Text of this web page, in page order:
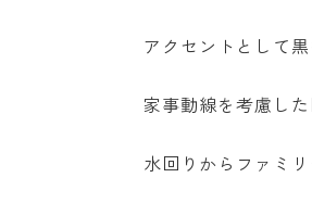
アクセントとして
家事動線を考慮し
水回りからファミ